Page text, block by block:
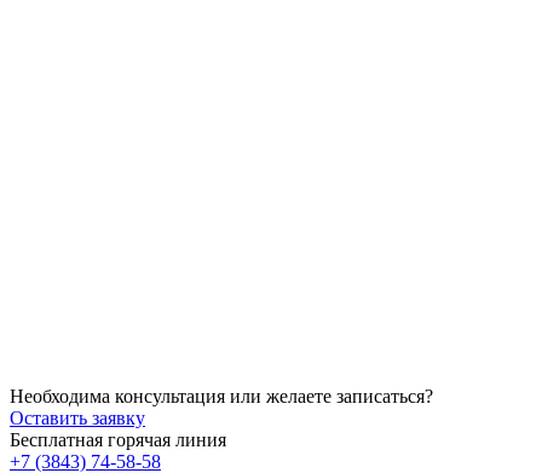
Необходима консультация или желаете записаться?
Оставить заявку
Бесплатная горячая линия
+7 (3843) 74-58-58